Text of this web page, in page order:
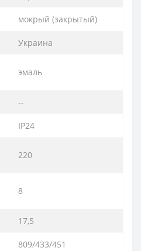
мокрый (закрытый)
Украина
эмаль
--
IP24
220
8
17,5
809/433/451